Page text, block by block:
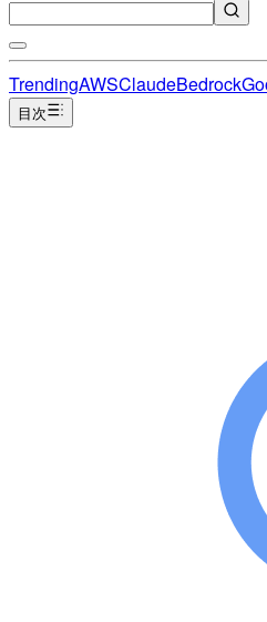
TrendingAWSClaudeBedrock
目次